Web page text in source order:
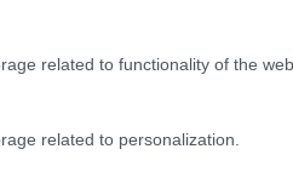
related to functionality of the
related to personalization.